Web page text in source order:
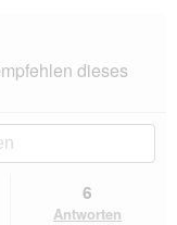
dieses
6
Antworten